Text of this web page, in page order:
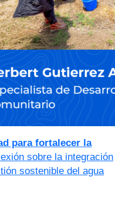
para fortalecer la
sobre la integración
sostenible del agua